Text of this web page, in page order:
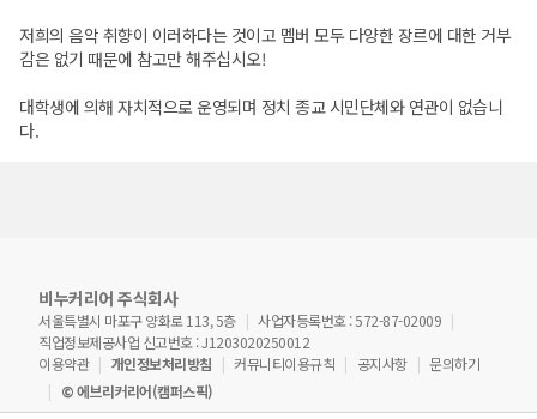
저희의 음악 취향이 이러하다는 것이고 멤버 모두 다양한 장르에 대한 거부
감은 없기 때문에 참고만 해주십시오!
대학생에 의해 자치적으로 운영되며 정치 종교 시민단체와 연관이 없습니
다.
비누커리어 주식회사
서울특별시 마포구 양화로 113, 5층
사업자등록번호 : 572-87-02009
직업정보제공사업 신고번호 : J1203020250012
이용약관
개인정보처리방침 커뮤니티이용규칙 공지사항
문의하기
© 에브리커리어(캠퍼스픽)